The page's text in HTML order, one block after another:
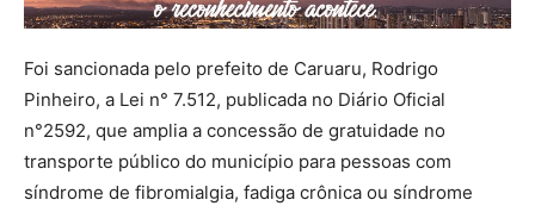
Foi sancionada pelo prefeito de Caruaru, Rodrigo
Pinheiro, a Lei n° 7.512, publicada no Diário Oficial
n°2592, que amplia a concessão de gratuidade no
transporte público do município para pessoas com
síndrome de fibromialgia, fadiga crônica ou síndrome